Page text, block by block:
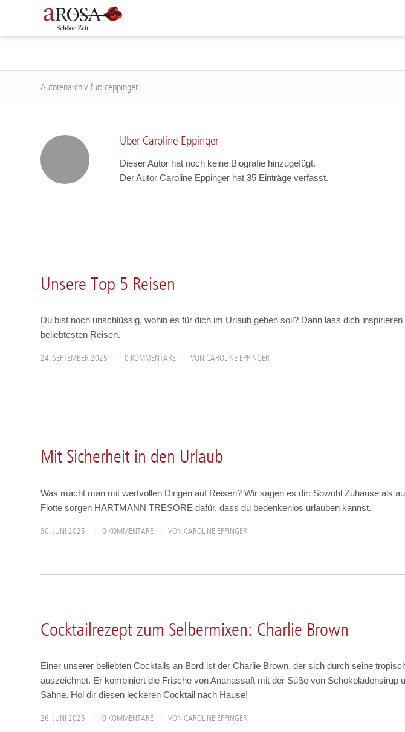
Autorenarchiv für: ceppinger
Über Caroline Eppinger
Dieser Autor hat noch keine Biografie hinzugefügt.
Der Autor Caroline Eppinger hat 35 Einträge verfasst.
Unsere Top 5 Reisen
Du bist noch unschlüssig, wohin es für dich im Urlaub gehen soll? Dann lass dich
beliebtesten Reisen.
24. SEPTEMBER 2025 0 KOMMENTARE VON CAROLINE EPPINGER
Mit Sicherheit in den Urlaub
Was macht man mit wertvollen Dingen auf Reisen? Wir sagen es dir: Sowohl Zuhause als
Flotte sorgen HARTMANN TRESORE dafür, dass du bedenkenlos urlauben kannst.
30. JUNI 2025 0 KOMMENTARE VON CAROLINE EPPINGER
Cocktailrezept zum Selbermixen: Charlie Brown
Einer unserer beliebten Cocktails an Bord ist der Charlie Brown, der sich durch seine
auszeichnet. Er kombiniert die Frische von Ananassaft mit der Süße von Schokoladensirup
Sahne. Hol dir diesen leckeren Cocktail nach Hause!
26. JUNI 2025 0 KOMMENTARE VON CAROLINE EPPINGER